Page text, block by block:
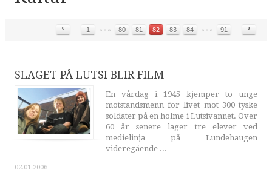
‹ 1 80 81 82 83 84 91 ›
SLAGET PÅ LUTSI BLIR FILM
En vårdag i 1945 kjemper to unge
motstandsmenn for livet mot 300 tyske
soldater på en holme i Lutsivannet. Over
60 år senere lager tre elever ved
medielinja på Lundehaugen
videregående ...
02.01.2006